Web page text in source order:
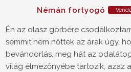
Némán fortyogó
Én az olasz görbére
semmit nem nőttek az árak úgy,
bevándorlás, meg hát az
világ élmezőnyébe tartozik, azaz